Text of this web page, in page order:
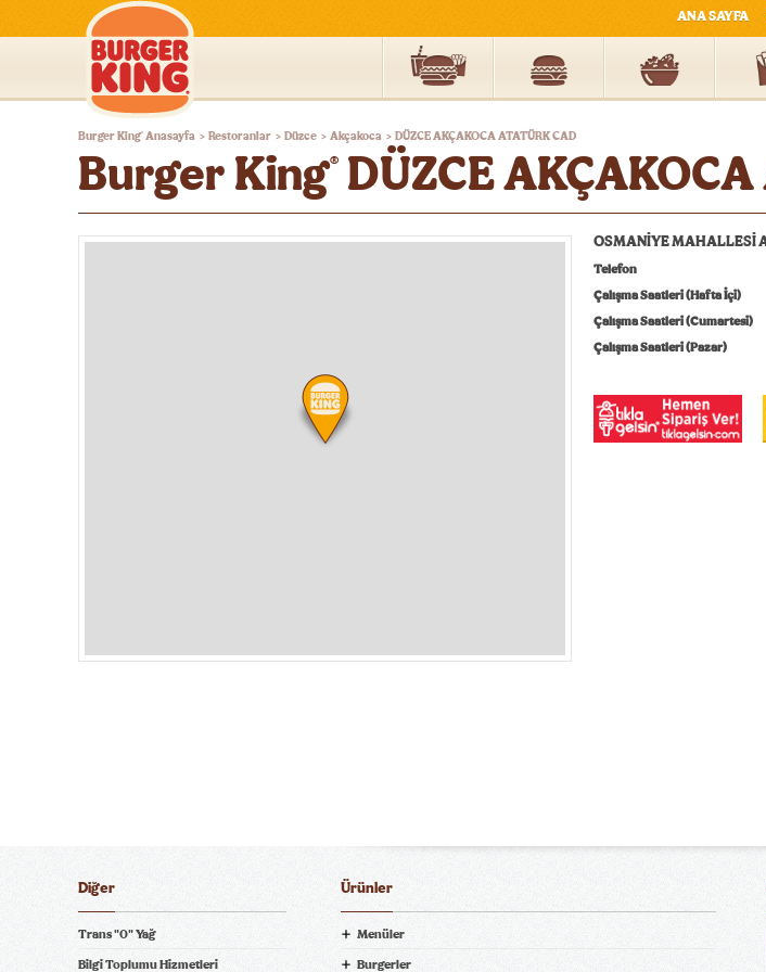
Burger
Türkiye
ANA SAYFA
Burger King® Anasayfa > Restoranlar > Düzce > Akçakoca > DÜZCE AKÇAKOCA ATATÜRK CAD
Burger King® DÜZCE
OSMANİYE MAHALLESİ
Telefon
Çalışma Saatleri (Hafta İçi)
Çalışma Saatleri (Cumartesi)
Çalışma Saatleri (Pazar)
Ürünler
Menüler
Burgerler
Diğer
Trans "0" Yağ
Bilgi Toplumu Hizmetleri